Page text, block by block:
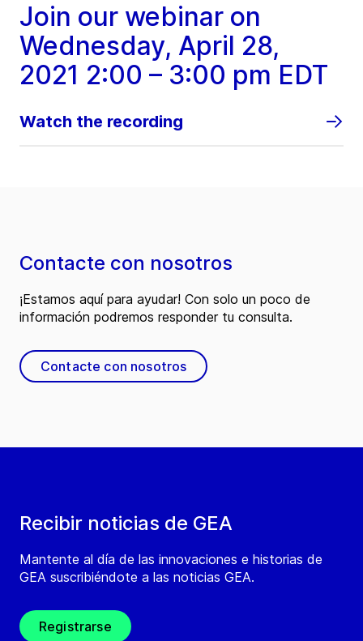
Join our webinar on
Wednesday, April 28,
2021 2:00 – 3:00 pm EDT
Watch the recording
Recibir noticias de GEA
Mantente al día de las innovaciones e historias de
GEA suscribiéndote a las noticias GEA.
Registrarse
Contacte con nosotros
¡Estamos aquí para ayudar! Con solo un poco de
información podremos responder tu consulta.
Contacte con nosotros